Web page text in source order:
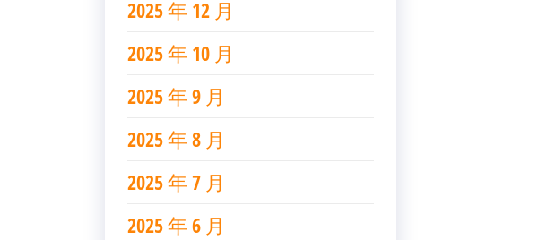
2025 年 12 月
2025 年 10 月
2025 年 9 月
2025 年 8 月
2025 年 7 月
2025 年 6 月